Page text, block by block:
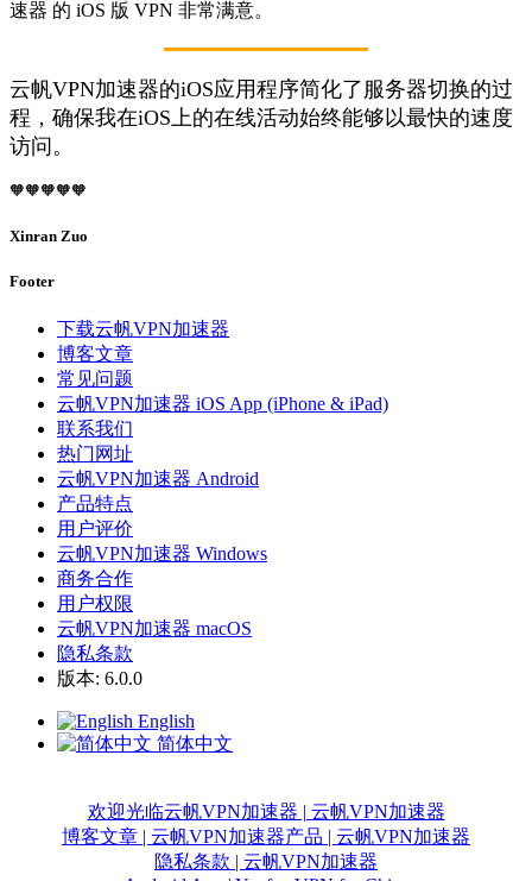
云帆VPN加速器的iOS应用程序简化了服务器切换的过
程，确保我在iOS上的在线活动始终能够以最快的速度
访问。
🧡🧡🧡🧡🧡
Xinran Zuo
Footer
下载云帆VPN加速器
博客文章
常见问题
云帆VPN加速器 iOS App (iPhone & iPad)
联系我们
热门网址
云帆VPN加速器 Android
产品特点
用户评价
云帆VPN加速器 Windows
商务合作
用户权限
云帆VPN加速器 macOS
隐私条款
版本: 6.0.0
English
简体中文
欢迎光临云帆VPN加速器 | 云帆VPN加速器
博客文章 | 云帆VPN加速器产品 | 云帆VPN加速器
隐私条款 | 云帆VPN加速器